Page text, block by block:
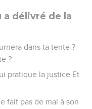
a délivré de la
dans ta tente ?
?
pratique la justice Et
fait pas de mal à son